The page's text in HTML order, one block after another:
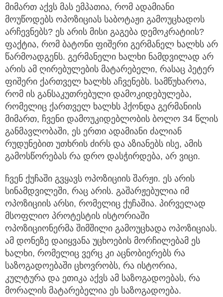
მიმართ აქვს მას ემპათია, რომ ადამიანი
მოუწოდებს ოპოზიციას საბოტაჟი გამოუცხადოს
არჩევნებს? ეს არის მისი გაგება დემოკრატიის?
ფაქტია, რომ ბატონი ფიშერი გერმანელ ხალხს არ
წარმოადგენს. გერმანელი ხალხი ნამდვილად არ
არის ამ ღირებულების მატარებელი, რასაც პეტერ
ფიშერი ქართველ ხალხს აჩვენებს. სამწუხაროა,
რომ ის განსაკუთრებული დამოკიდებულება,
რომელიც ქართველ ხალხს ჰქონდა გერმანიის
მიმართ, ჩვენი დამოუკიდებლობის ბოლო 34 წლის
განმავლობაში, ეს ერთი ადამიანი ძალიან
რუდუნებით უთხრის ძირს და აზიანებს ისე, ამის
გამოსწორებას რა დრო დასჭირდება, არ ვიცი.
ჩვენ ქუჩაში გვყავს ოპოზიციის შარჟი. ეს არის
სინამდვილეში, რაც არის. გაშარჟებულია იმ
ოპოზიციის არსი, რომელიც ქუჩაშია. პირველად
მსოფლიო პროტესტის ისტორიაში
ოპოზიციონერმა შიმშილი გამოუცხადა ოპოზიციას.
ამ დონეზე დაიყვანა უცხოების მორჩილებამ ეს
ხალხი, რომელიც ვერც კი აცნობიერებს რა
საზოგადოებაში ცხოვრობს, რა ისტორია,
კულტურა და ეთიკა აქვს ამ საზოგადოებას, რა
მორალის მატარებელია ეს საზოგადოება.